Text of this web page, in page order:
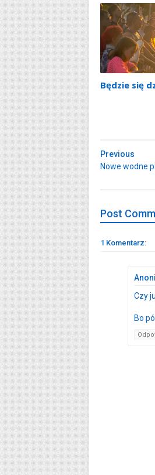
Będzie się
Previous
Nowe wodne
Post
1 Komentarz:
Czy
Bo